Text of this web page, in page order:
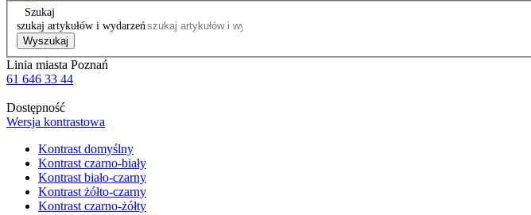
Szukaj
szukaj artykułów i wydarzeń
Wyszukaj
Linia miasta Poznań
61 646 33 44
Dostępność
Wersja kontrastowa
Kontrast domyślny
Kontrast czarno-biały
Kontrast biało-czarny
Kontrast żółto-czarny
Kontrast czarno-żółty